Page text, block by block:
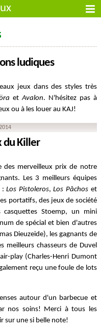
ludiques
jeux dans des styles très
etAvalon. N'hésitez pas à
ou à les louer au KAJ!
du Killer
des merveilleux prix de notre
Les 3 meilleurs équipes
:Los Pistoleros,Los Pâchos et
portatifs, des jeux de société
casquettes Stoemp, un mini
de spécial et bien d'autres
Dieuzeide), les gagnants de
meilleurs chasseurs de Duvel
play (Charles-Henri Dumont
reçu une foule de lots
autour d'un barbecue et
nos soins! Merci à tous les
sur une si belle note!